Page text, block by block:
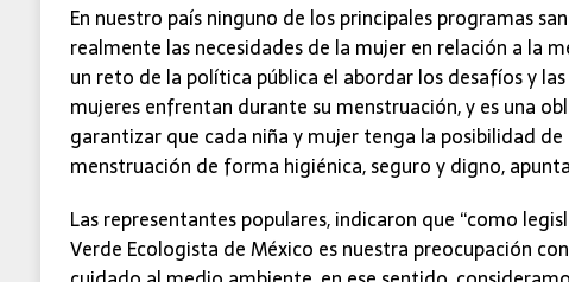
En nuestro país ninguno de los principales programas
realmente las necesidades de la mujer en relación a la
un reto de la política pública el abordar los desafíos y
mujeres enfrentan durante su menstruación, y es una
garantizar que cada niña y mujer tenga la posibilidad
menstruación de forma higiénica, seguro y digno,
Las representantes populares, indicaron que “como
Verde Ecologista de México es nuestra preocupación